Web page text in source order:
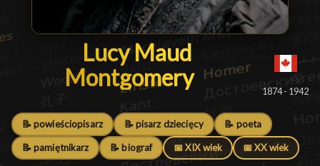
Lucy Maud
Lucy Maud
Montgomery█ 1874 - 1942
📝 powieściopisarz 📝 pisarz dziecięcy 📝 poeta
📝 pamiętnikarz 📝 biograf 📅 XIX wiek 📅 XX wiek